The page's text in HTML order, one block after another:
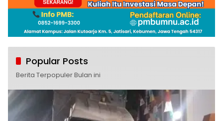
Popular Posts
Berita Terpopuler Bulan ini